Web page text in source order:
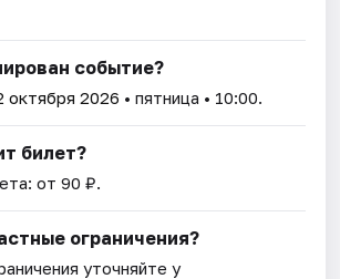
событие?
октября 2026 • пятница • 10:00.
билет?
от 90 ₽.
ограничения?
уточняйте у